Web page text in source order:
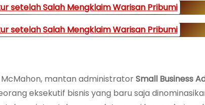
setelah Salah Mengklaim Warisan Pribumi
setelah Salah Mengklaim Warisan Pribumi
mantan administratorSmall Business
eksekutif bisnis yang baru saja